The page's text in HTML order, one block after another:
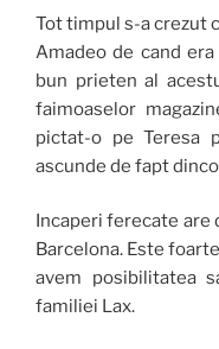
Tot timpul s-a crezut
Amadeo de cand
bun prieten al
faimoaselor
pictat-o pe Teresa
ascunde de fapt
Incaperi ferecate are
Barcelona. Este
avem posibilitatea
familiei Lax.